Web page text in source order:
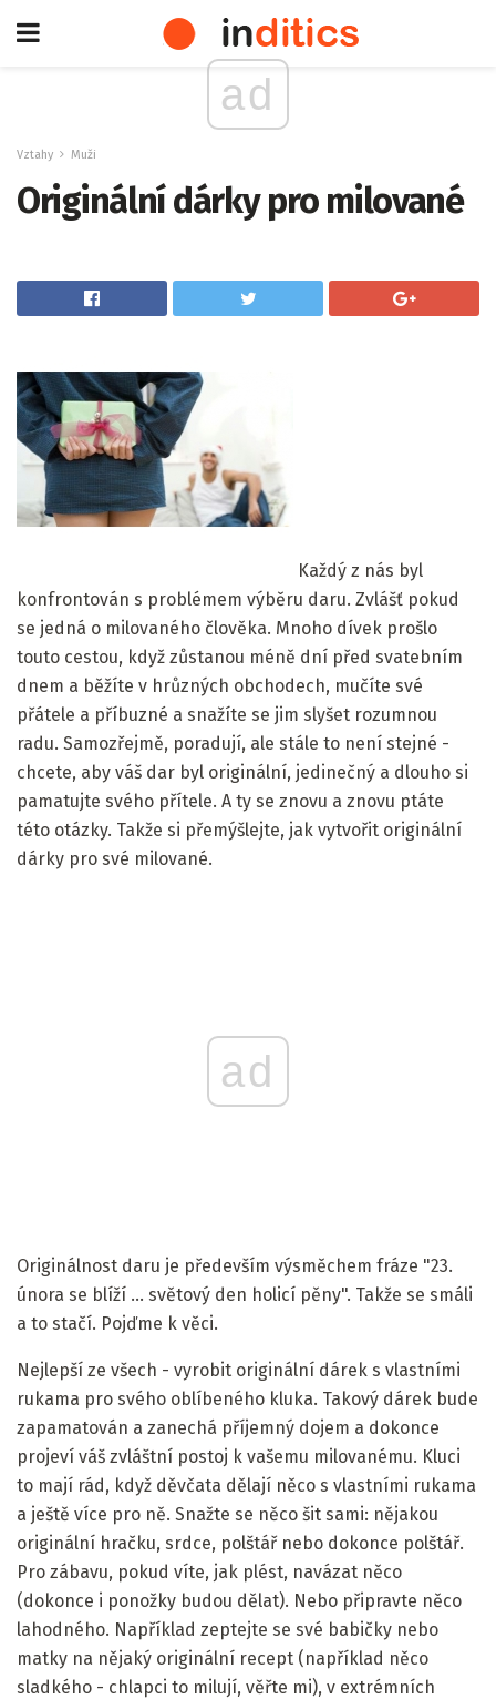
ad
Vztahy Muži
Originální dárky pro milované
Každý z nás byl
konfrontován s problémem výběru daru. Zvlášť pokud
se jedná o milovaného člověka. Mnoho dívek prošlo
touto cestou, když zůstanou méně dní před svatebním
dnem a běžíte v hrůzných obchodech, mučíte své
přátele a příbuzné a snažíte se jim slyšet rozumnou
radu. Samozřejmě, poradují, ale stále to není stejné -
chcete, aby váš dar byl originální, jedinečný a dlouho si
pamatujte svého přítele. A ty se znovu a znovu ptáte
této otázky. Takže si přemýšlejte, jak vytvořit originální
dárky pro své milované.
ad
Originálnost daru je především výsměchem fráze "23.
února se blíží ... světový den holicí pěny". Takže se smáli
a to stačí. Pojďme k věci.
Nejlepší ze všech - vyrobit originální dárek s vlastními
rukama pro svého oblíbeného kluka. Takový dárek bude
zapamatován a zanechá příjemný dojem a dokonce
projeví váš zvláštní postoj k vašemu milovanému. Kluci
to mají rád, když děvčata dělají něco s vlastními rukama
a ještě více pro ně. Snažte se něco šit sami: nějakou
originální hračku, srdce, polštář nebo dokonce polštář.
Pro zábavu, pokud víte, jak plést, navázat něco
(dokonce i ponožky budou dělat). Nebo připravte něco
lahodného. Například zeptejte se své babičky nebo
matky na nějaký originální recept (například něco
sladkého - chlapci to milují, věřte mi), v extrémních